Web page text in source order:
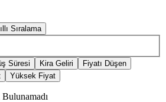
Sıralama
Süresi Kira Geliri
Fiyatı Düşen
Yüksek Fiyat